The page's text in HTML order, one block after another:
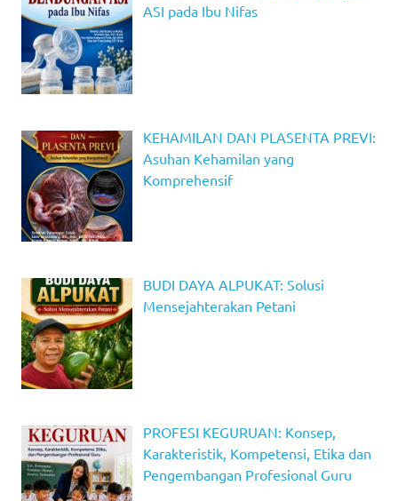
ASI pada Ibu Nifas
KEHAMILAN DAN PLASENTA PREVI:
Asuhan Kehamilan yang
Komprehensif
BUDI DAYA ALPUKAT: Solusi
Mensejahterakan Petani
PROFESI KEGURUAN: Konsep,
Karakteristik, Kompetensi, Etika dan
Pengembangan Profesional Guru